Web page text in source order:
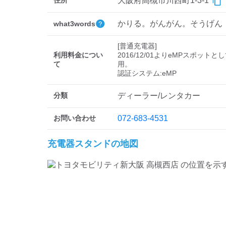
what3words かりる。がんがん。そうげん
利用料金につい
て
[普通充電器]
2016/12/01よりeMPスポットと
用。
分類 ディーラー/レンタカー
お問い合わせ 072-683-4531
充電器スタンドの地図